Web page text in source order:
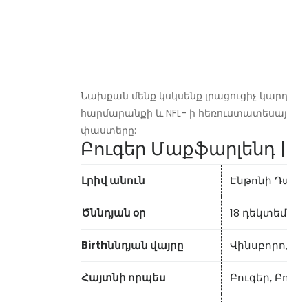
Նախքան մենք կսկսենք լրացուցիչ
հարմարանքի և NFL- ի
փաստերը:
Բուգեր
Լրիվ անուն Էնթոնի
Ծննդյան օր 18
Birthննդյան վայրը
Հայտնի որպես Բուգեր,